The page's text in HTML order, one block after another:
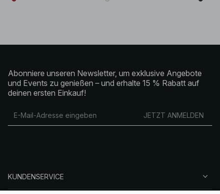
Abonniere unseren Newsletter, um exklusive Angebote
und Events zu genießen – und erhalte 15 % Rabatt auf
deinen ersten Einkauf!
JETZT ANMELDEN
KUNDENSERVICE